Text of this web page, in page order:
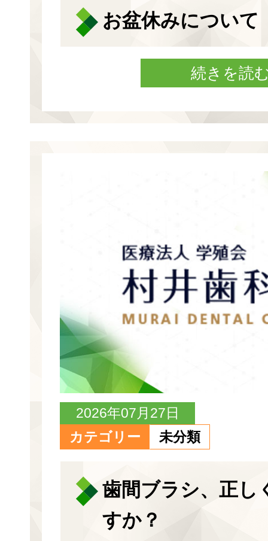
お盆休みについて
続きを読
2026年07月27日
カテゴリー
未分類
歯間ブラシ、正し
すか？